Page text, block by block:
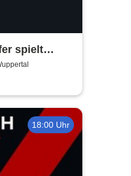
spielt
18:00 Uhr